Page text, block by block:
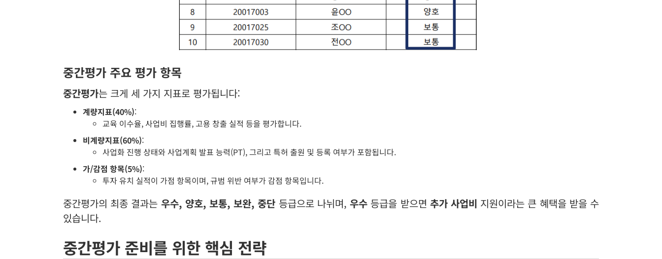
중간평가 주요 평가 항목
중간평가는 크게 세 가지 지표로 평가됩니다:
계량지표(40%):
교육 이수율, 사업비 집행률, 고용 창출 실적 등을 평가합니다.
비계량지표(60%):
사업화 진행 상태와 사업계획 발표 능력(PT), 그리고 특허 출원 및 등록 여부가 포함됩니다.
가/감점 항목(5%):
투자 유치 실적이 가점 항목이며, 규범 위반 여부가 감점 항목입니다.
중간평가의 최종 결과는 우수, 양호, 보통, 보완, 중단 등급으로 나뉘며,우수 등급을 받으면 추가 사업비 지원이라는 큰 혜택을 받을 수
있습니다.
중간평가 준비를 위한 핵심 전략